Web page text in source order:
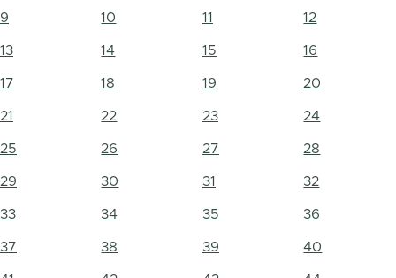
9 10 11 12
13 14 15 16
17 18 19 20
21 22 23 24
25 26 27 28
29 30 31 32
33 34 35 36
37 38 39 40